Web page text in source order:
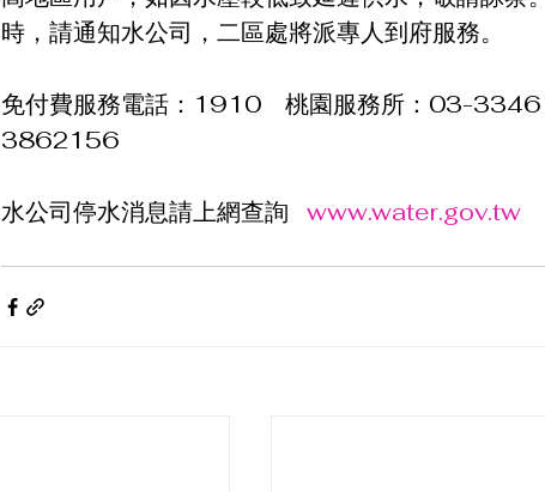
時，請通知水公司，二區處將派專人到府服務。
免付費服務電話：1910    桃園服務所：03-
3862156
水公司停水消息請上網查詢 www.water.gov.tw